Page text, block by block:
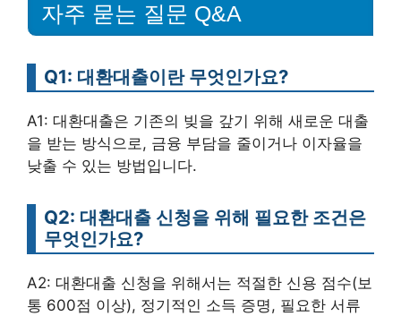
자주 묻는 질문 Q&A
Q1: 대환대출이란 무엇인가요?
A1: 대환대출은 기존의 빚을 갚기 위해 새로운 대출
을 받는 방식으로, 금융 부담을 줄이거나 이자율을
낮출 수 있는 방법입니다.
Q2: 대환대출 신청을 위해 필요한 조건은
무엇인가요?
A2: 대환대출 신청을 위해서는 적절한 신용 점수(보
통 600점 이상), 정기적인 소득 증명, 필요한 서류